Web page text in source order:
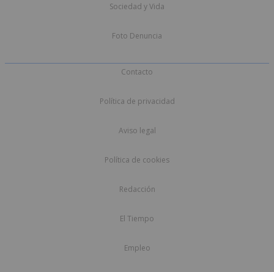
Sociedad y Vida
Foto Denuncia
Contacto
Política de privacidad
Aviso legal
Política de cookies
Redacción
El Tiempo
Empleo